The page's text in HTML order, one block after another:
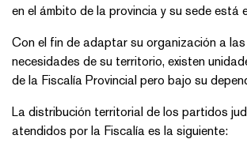
en el ámbito de la provincia y su sede está
Con el fin de adaptar su organización a
necesidades de su territorio, existen
de la Fiscalía Provincial pero bajo su
La distribución territorial de los partidos
atendidos por la Fiscalía es la siguiente: